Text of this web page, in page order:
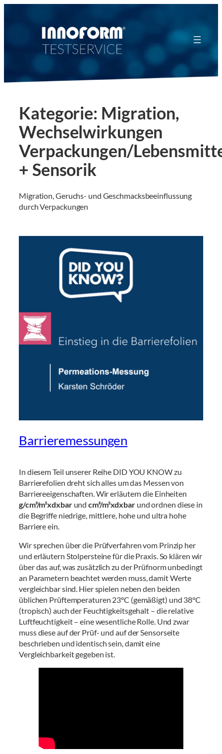
Kategorie: Migration,
Wechselwirkungen
Verpackungen/
+ Sensorik
Migration, Geruchs- und Geschmacksbeeinflussung
durch Verpackungen
Barrieremessungen
In diesem Teil unserer Reihe DID YOU KNOW zu
Barrierefolien dreht sich alles um das Messen von
Barriereeigenschaften. Wir erläutern die Einheiten
g/cm³/m²xdxbarundcm³/m²xdxbarund ordnen diese in
die Begriffe niedrige, mittlere, hohe und ultra hohe
Barriere ein.
Wir sprechen über die Prüfverfahren vom Prinzip her
und erläutern Stolpersteine für die Praxis. So klären wir
über das auf, was zusätzlich zu der Prüfnorm unbedingt
an Parametern beachtet werden muss, damit Werte
vergleichbar sind. Hier spielen neben den beiden
üblichen Prüftemperaturen 23°C (gemäßigt) und 38°C
(tropisch) auch der Feuchtigkeitsgehalt – die relative
Luftfeuchtigkeit – eine wesentliche Rolle. Und zwar
muss diese auf der Prüf- und auf der Sensorseite
beschrieben und identisch sein, damit eine
Vergleichbarkeit gegeben ist.